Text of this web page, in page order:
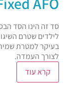
סד זה הינו הסד
לילדים שטרם
בעיקר למטרת
לצורך העמדה.
קרא עוד